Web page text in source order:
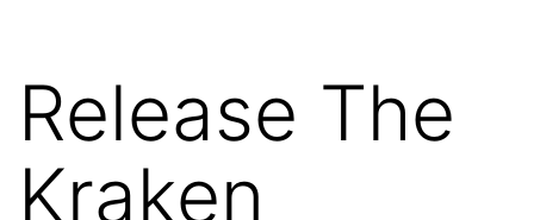
contenu
Release The
Kraken